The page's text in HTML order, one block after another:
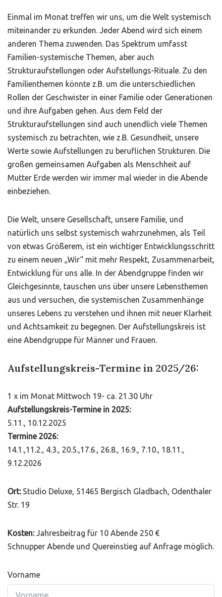
Einmal im Monat treffen wir uns, um die Welt systemisch
miteinander zu erkunden. Jeder Abend wird sich einem
anderen Thema zuwenden. Das Spektrum umfasst
Familien-systemische Themen, aber auch
Strukturaufstellungen oder Aufstellungs-Rituale. Zu den
Familienthemen könnte z.B. um die unterschiedlichen
Rollen der Geschwister in einer Familie oder Generationen
und ihre Aufgaben gehen. Aus dem Feld der
Strukturaufstellungen sind auch unendlich viele Themen
systemisch zu betrachten, wie z.B. Gesundheit, unsere
Werte sowie Aufstellungen zu beruflichen Strukturen. Die
großen gemeinsamen Aufgaben als Menschheit auf
Mutter Erde werden wir immer mal wieder in die Abende
einbeziehen.
Die Welt, unsere Gesellschaft, unsere Familie, und
natürlich uns selbst systemisch wahrzunehmen, als Teil
von etwas Größerem, ist ein wichtiger Entwicklungsschritt
zu einem neuen „Wir“ mit mehr Respekt, Zusammenarbeit,
Entwicklung für uns alle. In der Abendgruppe finden wir
Gleichgesinnte, tauschen uns über unsere Lebensthemen
aus und versuchen, die systemischen Zusammenhänge
unseres Lebens zu verstehen und ihnen mit neuer Klarheit
und Achtsamkeit zu begegnen. Der Aufstellungskreis ist
eine Abendgruppe für Männer und Frauen.
Aufstellungskreis-Termine in 2025/26:
1 x im Monat Mittwoch 19- ca. 21.30 Uhr
Aufstellungskreis-Termine in 2025:
5.11., 10.12.2025
Termine 2026:
14.1.,11.2., 4.3., 20.5.,17.6., 26.8., 16.9., 7.10., 18.11.,
9.12.2026
Ort:Studio Deluxe, 51465 Bergisch Gladbach, Odenthaler
Str. 19
Kosten:Jahresbeitrag für 10 Abende 250 €
Schnupper Abende und Quereinstieg auf Anfrage möglich.
Vorname